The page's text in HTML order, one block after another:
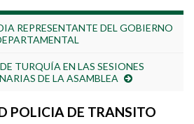
REPRESENTANTE DEL GOBIERNO
TURQUÍA EN LAS SESIONES
DE LA ASAMBLEA
POLICIA DE TRANSITO